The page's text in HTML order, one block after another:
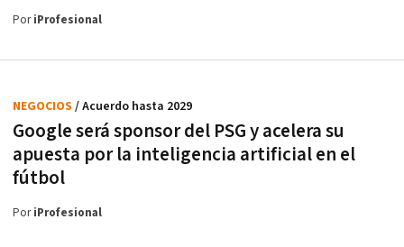
PoriProfesional
Google será sponsor del PSG y acelera su
apuesta por la inteligencia artificial en el
fútbol
NEGOCIOS / Acuerdo hasta 2029
PoriProfesional